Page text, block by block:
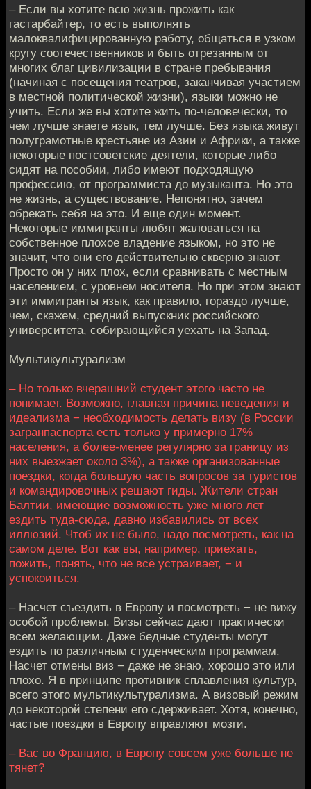
– Если вы хотите всю жизнь прожить как
гастарбайтер, то есть выполнять
малоквалифицированную работу, общаться в узком
кругу соотечественников и быть отрезанным от
многих благ цивилизации в стране пребывания
(начиная с посещения театров, заканчивая участием
в местной политической жизни), языки можно не
учить. Если же вы хотите жить по-человечески, то
чем лучше знаете язык, тем лучше. Без языка живут
полуграмотные крестьяне из Азии и Африки, а также
некоторые постсоветские деятели, которые либо
сидят на пособии, либо имеют подходящую
профессию, от программиста до музыканта. Но это
не жизнь, а существование. Непонятно, зачем
обрекать себя на это. И еще один момент.
Некоторые иммигранты любят жаловаться на
собственное плохое владение языком, но это не
значит, что они его действительно скверно знают.
Просто он у них плох, если сравнивать с местным
населением, с уровнем носителя. Но при этом знают
эти иммигранты язык, как правило, гораздо лучше,
чем, скажем, средний выпускник российского
университета, собирающийся уехать на Запад.
Мультикультурализм
– Но только вчерашний студент этого часто не
понимает. Возможно, главная причина неведения и
идеализма − необходимость делать визу (в России
загранпаспорта есть только у примерно 17%
населения, а более-менее регулярно за границу из
них выезжает около 3%), а также организованные
поездки, когда большую часть вопросов за туристов
и командировочных решают гиды. Жители стран
Балтии, имеющие возможность уже много лет
ездить туда-сюда, давно избавились от всех
иллюзий. Чтоб их не было, надо посмотреть, как на
самом деле. Вот как вы, например, приехать,
пожить, понять, что не всё устраивает, − и
успокоиться.
– Насчет съездить в Европу и посмотреть − не вижу
особой проблемы. Визы сейчас дают практически
всем желающим. Даже бедные студенты могут
ездить по различным студенческим программам.
Насчет отмены виз − даже не знаю, хорошо это или
плохо. Я в принципе противник сплавления культур,
всего этого мультикультурализма. А визовый режим
до некоторой степени его сдерживает. Хотя, конечно,
частые поездки в Европу вправляют мозги.
– Вас во Францию, в Европу совсем уже больше не
тянет?